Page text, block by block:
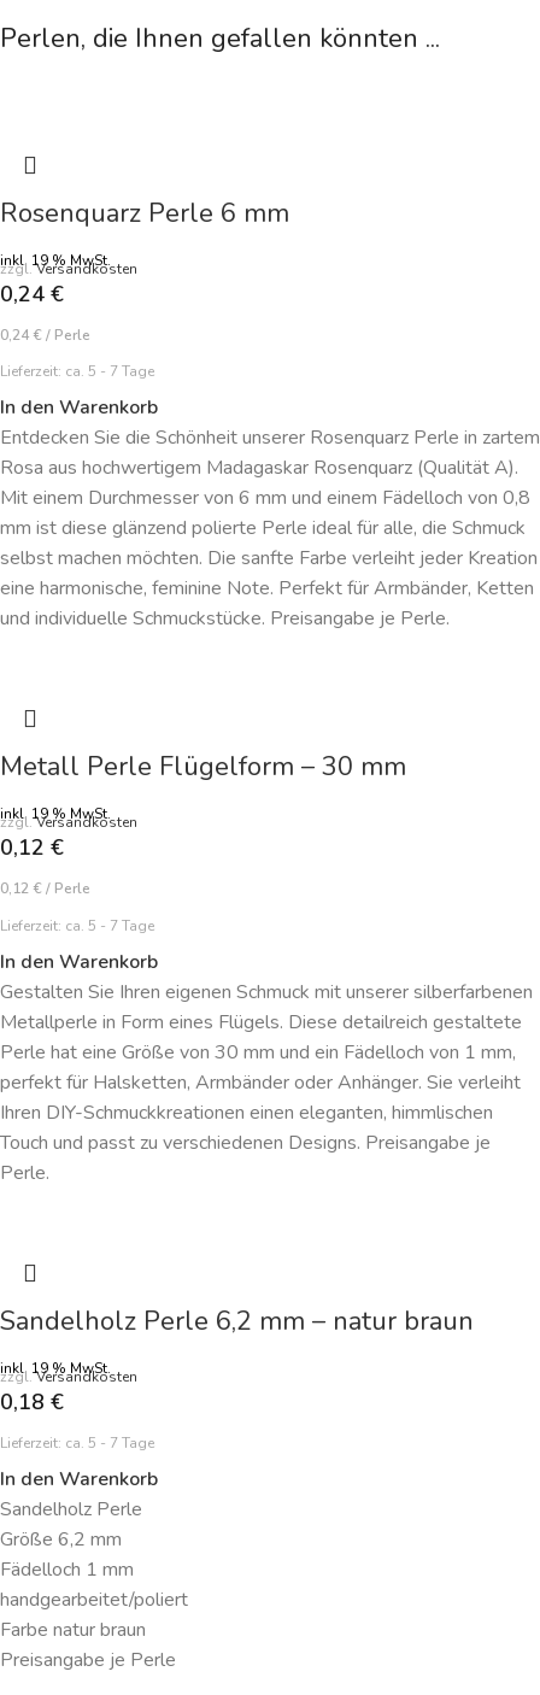
Perlen, die Ihnen gefallen könnten ...
Rosenquarz Perle 6 mm
inkl. 19 % MwSt.
zzgl.Versandkosten
0,24 €
0,24 € / Perle
Lieferzeit: ca. 5 - 7 Tage
In den Warenkorb
Entdecken Sie die Schönheit unserer Rosenquarz Perle in zartem
Rosa aus hochwertigem Madagaskar Rosenquarz (Qualität A).
Mit einem Durchmesser von 6 mm und einem Fädelloch von 0,8
mm ist diese glänzend polierte Perle ideal für alle, die Schmuck
selbst machen möchten. Die sanfte Farbe verleiht jeder Kreation
eine harmonische, feminine Note. Perfekt für Armbänder, Ketten
und individuelle Schmuckstücke. Preisangabe je Perle.
Metall Perle Flügelform – 30 mm
inkl. 19 % MwSt.
zzgl.Versandkosten
0,12 €
0,12 € / Perle
Lieferzeit: ca. 5 - 7 Tage
In den Warenkorb
Gestalten Sie Ihren eigenen Schmuck mit unserer silberfarbenen
Metallperle in Form eines Flügels. Diese detailreich gestaltete
Perle hat eine Größe von 30 mm und ein Fädelloch von 1 mm,
perfekt für Halsketten, Armbänder oder Anhänger. Sie verleiht
Ihren DIY-Schmuckkreationen einen eleganten, himmlischen
Touch und passt zu verschiedenen Designs. Preisangabe je
Perle.
Sandelholz Perle 6,2 mm – natur braun
inkl. 19 % MwSt.
zzgl.Versandkosten
0,18 €
Lieferzeit: ca. 5 - 7 Tage
In den Warenkorb
Sandelholz Perle
Größe 6,2 mm
Fädelloch 1 mm
handgearbeitet/poliert
Farbe natur braun
Preisangabe je Perle